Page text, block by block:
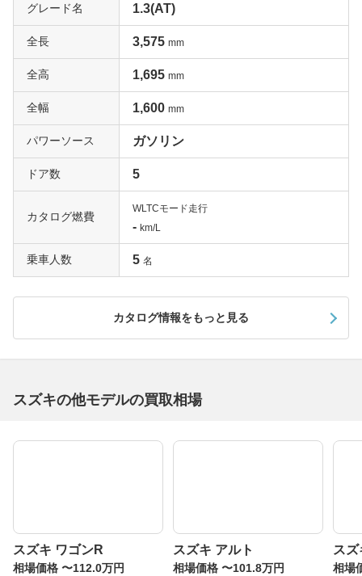
グレード名 1.3(AT)
全長 3,575 mm
全高 1,695 mm
全幅 1,600 mm
パワーソース ガソリン
ドア数 5
カタログ燃費
WLTCモード走行
- km/L
乗車人数 5 名
カタログ情報をもっと見る
スズキの他モデルの買取相場
スズキ ワゴンR
相場価格 〜112.0万円
スズキ アルト
相場価格 〜101.8万円
スズ
相場